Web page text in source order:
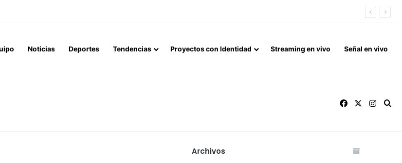
28 KILOS DE MARIHUANA OCULTOS EN UN CAMIÓN DE ALTO TONELAJE EN CHUNGARÁ
Noticias Deportes Tendencias Proyectos con Identidad Streaming en vivo Señal en vivo
Facebook
Archivos